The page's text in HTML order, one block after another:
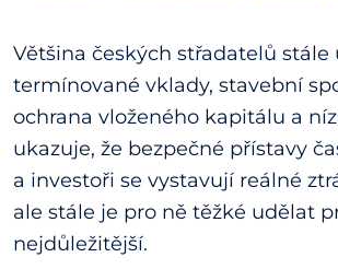
Většina českých střadatelů
termínované vklady, stavební
ochrana vloženého kapitálu a
ukazuje, že bezpečné přístavy
a investoři se vystavují reálné
ale stále je pro ně těžké udělat
nejdůležitější.